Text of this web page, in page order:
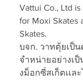
Vattui Co., Ltd
for Moxi Skates
Skates.
บจก. วาทตุ้ยเป็น
จำหน่ายอย่างเ
งม็อกซี่สเก็ตเเล